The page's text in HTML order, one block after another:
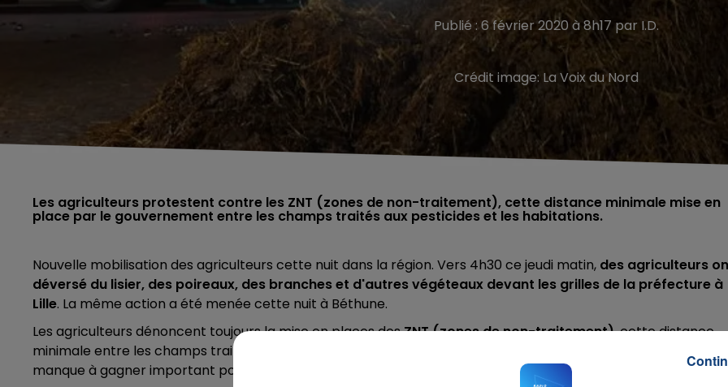
Publié : 6 février 2020 à 8h17 par I.D.
Crédit image: La Voix du Nord
Les agriculteurs protestent contre les ZNT (zones de non-traitement), cette distance minimale mise en
place par le gouvernement entre les champs traités aux pesticides et les habitations.
Nouvelle mobilisation des agriculteurs cette nuit dans la région. Vers 4h30 ce jeudi matin, des agriculteurs
déversé du lisier, des poireaux, des branches et d'autres végéteaux devant les grilles de la préfecture à
Lille. La même action a été menée cette nuit à Béthune.
Les agriculteurs dénoncent toujours la mise en places desZNT (zones de non-traitement), cette distance
minimale entre les champs traités aux pesticides et les habitations. Cette décision de l'Etat va entraîner un
manque à gagner important pour les agriculteurs des Hauts-de-France d'après lesyndicat agricole FDSEA.